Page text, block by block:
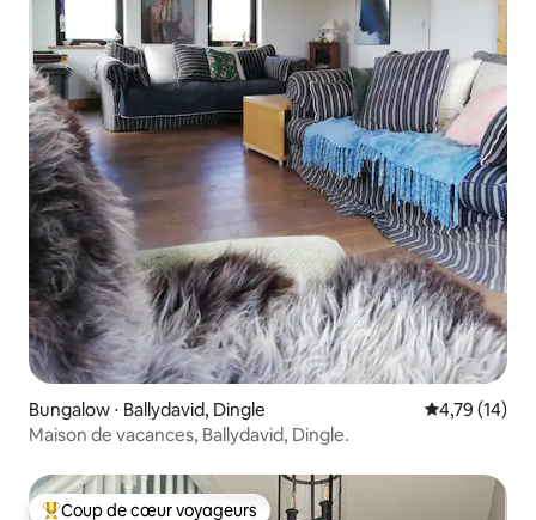
Bungalow ⋅ Ballydavid, Dingle Évaluation
4,79 (14)
Maison de vacances, Ballydavid, Dingle.
Coup de cœur voyageurs